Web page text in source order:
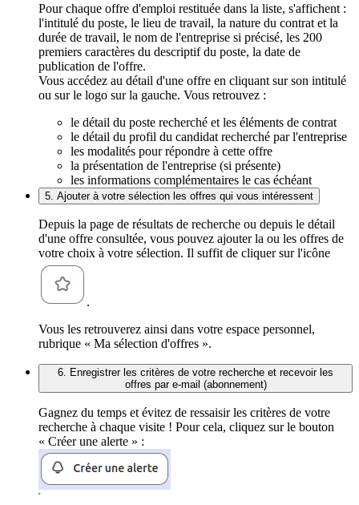
Pour chaque offre d'emploi restituée dans la liste, s'affichent :
l'intitulé du poste, le lieu de travail, la nature du contrat et la
durée de travail, le nom de l'entreprise si précisé, les 200
premiers caractères du descriptif du poste, la date de
publication de l'offre.
Vous accédez au détail d'une offre en cliquant sur son intitulé
ou sur le logo sur la gauche. Vous retrouvez :
le détail du poste recherché et les éléments de contrat
le détail du profil du candidat recherché par l'entreprise
les modalités pour répondre à cette offre
la présentation de l'entreprise (si présente)
les informations complémentaires le cas échéant
5. Ajouter à votre sélection les offres qui vous intéressent
Depuis la page de résultats de recherche ou depuis le détail
d'une offre consultée, vous pouvez ajouter la ou les offres de
votre choix à votre sélection. Il suffit de cliquer sur l'icône
.
Vous les retrouverez ainsi dans votre espace personnel,
rubrique « Ma sélection d'offres ».
6. Enregistrer les critères de votre recherche et recevoir les
offres par e-mail (abonnement)
Gagnez du temps et évitez de ressaisir les critères de votre
recherche à chaque visite ! Pour cela, cliquez sur le bouton
« Créer une alerte » :